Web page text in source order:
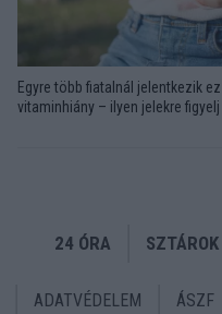
Egyre több fiatalnál jelentkezik
vitaminhiány – ilyen jelekre figyelj
24 ÓRA SZTÁROK
ADATVÉDELEM ÁSZF